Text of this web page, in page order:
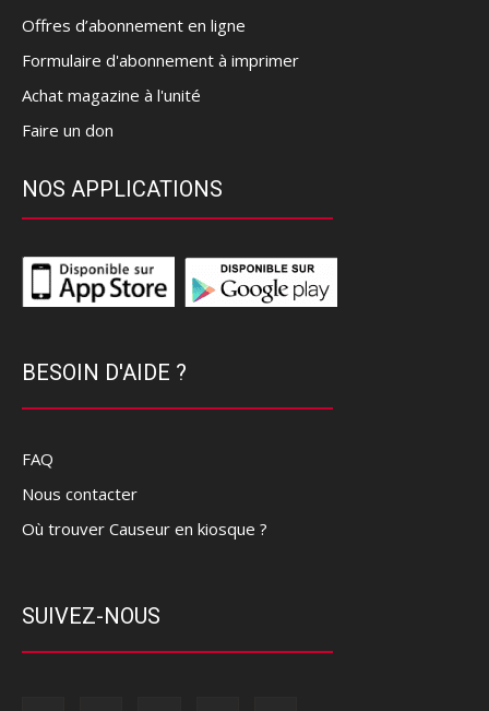
Offres d’abonnement en ligne
Formulaire d'abonnement à imprimer
Achat magazine à l'unité
Faire un don
NOS APPLICATIONS
BESOIN D'AIDE ?
FAQ
Nous contacter
Où trouver Causeur en kiosque ?
SUIVEZ-NOUS